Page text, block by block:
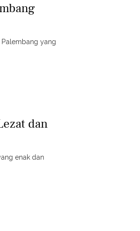
yang
dan
enak dan